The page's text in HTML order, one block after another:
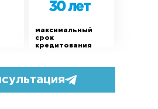
30 лет
максимальный
срок
кредитования